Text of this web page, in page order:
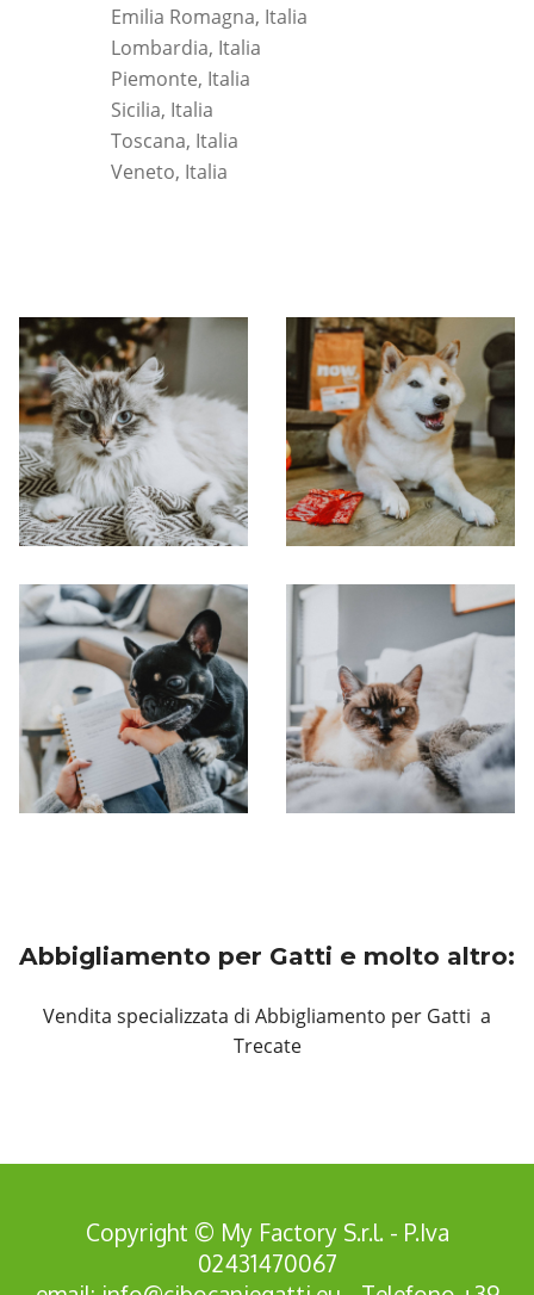
Emilia Romagna, Italia
Lombardia, Italia
Piemonte, Italia
Sicilia, Italia
Toscana, Italia
Veneto, Italia
Abbigliamento per Gatti e molto altro:
Vendita specializzata di Abbigliamento per Gatti a
Trecate
Copyright © My Factory S.r.l. - P.Iva
02431470067